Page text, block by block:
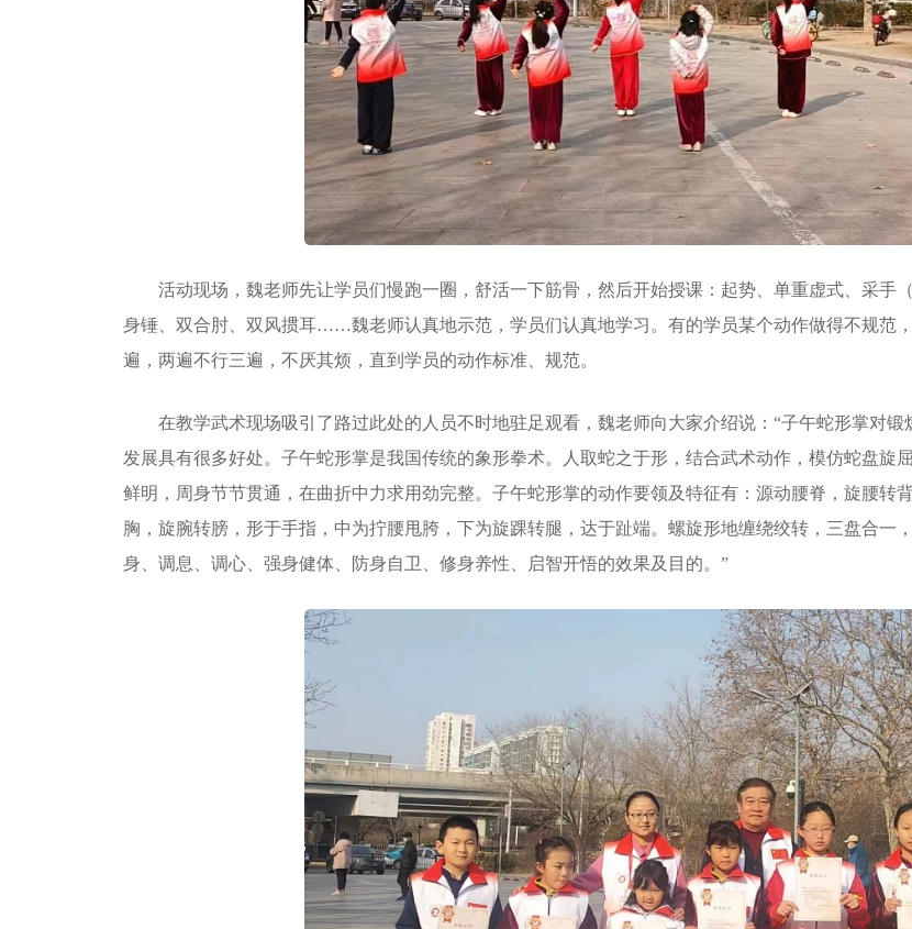
活动现场，魏老师先让学员们慢跑一圈，舒活一下筋骨，然后开始授课：起势、单重虚式、采手
身锤、双合肘、双风掼耳……魏老师认真地示范，学员们认真地学习。有的学员某个动作做得不规范
遍，两遍不行三遍，不厌其烦，直到学员的动作标准、规范。
在教学武术现场吸引了路过此处的人员不时地驻足观看，魏老师向大家介绍说：“子午蛇形掌对
发展具有很多好处。子午蛇形掌是我国传统的象形拳术。人取蛇之于形，结合武术动作，模仿蛇盘旋
鲜明，周身节节贯通，在曲折中力求用劲完整。子午蛇形掌的动作要领及特征有：源动腰脊，旋腰转
胸，旋腕转膀，形于手指，中为拧腰甩胯，下为旋踝转腿，达于趾端。螺旋形地缠绕绞转，三盘合一
身、调息、调心、强身健体、防身自卫、修身养性、启智开悟的效果及目的。”